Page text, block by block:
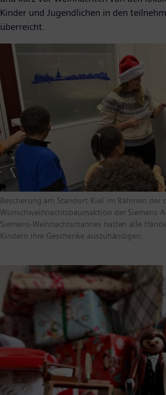
Kinder und Jugendlichen in den
überreicht.
Bescherung am Standort Kiel im Rahmen der
Wunschweihnachtsbaumaktion der Siemens
Siemens-Weihnachtsmannes hatten alle
Kindern ihre Geschenke auszuhändigen.